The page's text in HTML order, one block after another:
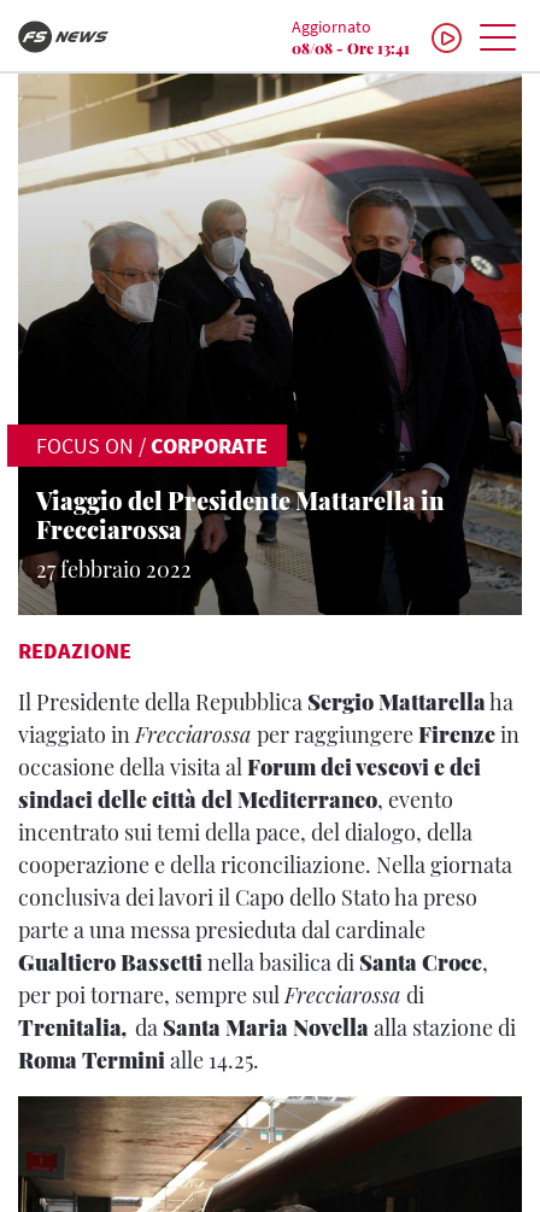
Aggiornato
08/08 - Ore 13:41
FOCUS ON /CORPORATE
Viaggio del Presidente Mattarella in
Frecciarossa
27 febbraio 2022
REDAZIONE
Il Presidente della Repubblica Sergio Mattarellaha
viaggiato inFrecciarossa per raggiungereFirenzein
occasione della visita alForum dei vescovi e dei
sindaci delle città del Mediterraneo, evento
incentrato sui temi della pace, del dialogo, della
cooperazione e della riconciliazione. Nella giornata
conclusiva dei lavori il Capo dello Stato ha preso
parte a una messa presieduta dal cardinale
Gualtiero Bassettinella basilica di Santa Croce,
per poi tornare, sempre sulFrecciarossa di
Trenitalia, da Santa Maria Novellaalla stazione di
Roma Terminialle 14.25.